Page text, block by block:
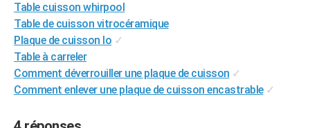
Alimentation
Guide de la santé
Maladies
Médicaments
Sommeil
VOYAGE
Destinations
City break
Voyage nature
Voyage de noces
Forum
Climat
+PHOTO
GUIDES D'ACHAT
BONS PLANS
CARTE DE VOEUX
Table cuisson whirpool
Table de cuisson vitrocéramique
Plaque de cuisson lo ✓
Table à carreler
Comment déverrouiller une plaque de cuisson ✓
Comment enlever une plaque de cuisson encastrable ✓